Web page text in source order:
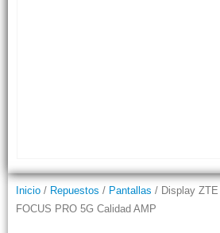
Inicio / Repuestos / Pantallas / Display
FOCUS PRO 5G Calidad AMP